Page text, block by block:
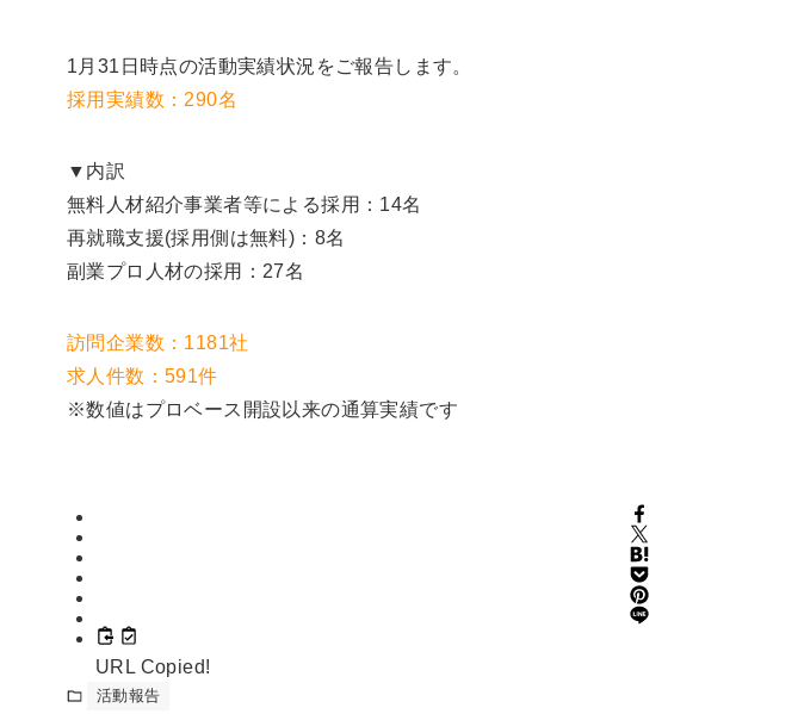
1月31日時点の活動実績状況をご報告します。
採用実績数：290名
▼内訳
無料人材紹介事業者等による採用：14名
再就職支援(採用側は無料)：8名
副業プロ人材の採用：27名
訪問企業数：1181社
求人件数：591件
※数値はプロベース開設以来の通算実績です
URL Copied!
活動報告